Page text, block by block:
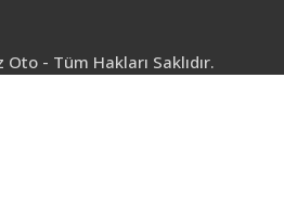
- Tüm Hakları Saklıdır.